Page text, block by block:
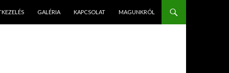
GALÉRIA KAPCSOLAT MAGUNKRÓL